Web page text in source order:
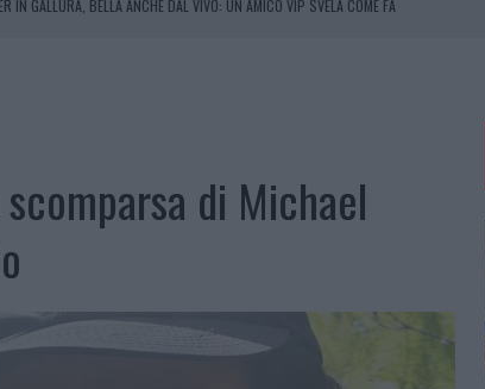
IN GALLURA, BELLA ANCHE DAL VIVO: UN AMICO VIP SVELA COME FA
di Michael